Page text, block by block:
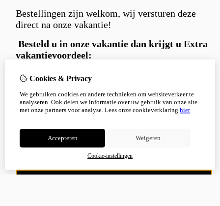
Cookies & Privacy
We gebruiken cookies en andere technieken om websiteverkeer te
analyseren. Ook delen we informatie over uw gebruik van onze site
met onze partners voor analyse. Lees onze cookieverklaring hier
Accepteren Weigeren
Cookie-instellingen
Bestellingen zijn welkom, wij versturen deze
direct na onze vakantie!
Besteld u in onze vakantie dan krijgt u Extra
vakantievoordeel:
Gratis Carniwell hondensnack extraatje
bij iedere bestelling.
en 5% kortingmet kortingscode:
Korting5%
Bedankt voor je begrip en alvast een fijne